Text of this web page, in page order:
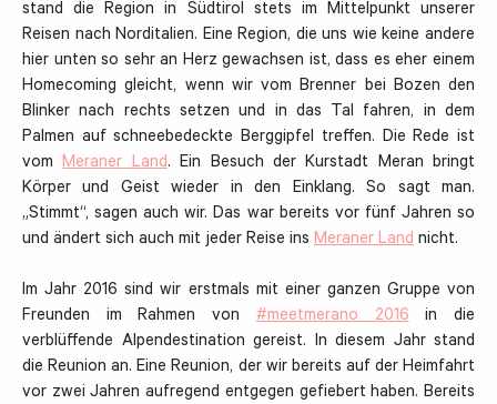
stand die Region in Südtirol stets im Mittelpunkt unserer
Reisen nach Norditalien. Eine Region, die uns wie keine andere
hier unten so sehr an Herz gewachsen ist, dass es eher einem
Homecoming gleicht, wenn wir vom Brenner bei Bozen den
Blinker nach rechts setzen und in das Tal fahren, in dem
Palmen auf schneebedeckte Berggipfel treffen. Die Rede ist
vomMeraner Land. Ein Besuch der Kurstadt Meran bringt
Körper und Geist wieder in den Einklang. So sagt man.
„Stimmt“, sagen auch wir. Das war bereits vor fünf Jahren so
und ändert sich auch mit jeder Reise ins Meraner Land nicht.
Im Jahr 2016 sind wir erstmals mit einer ganzen Gruppe von
Freunden im Rahmen von #meetmerano 2016in die
verblüffende Alpendestination gereist. In diesem Jahr stand
die Reunion an. Eine Reunion, der wir bereits auf der Heimfahrt
vor zwei Jahren aufregend entgegen gefiebert haben. Bereits